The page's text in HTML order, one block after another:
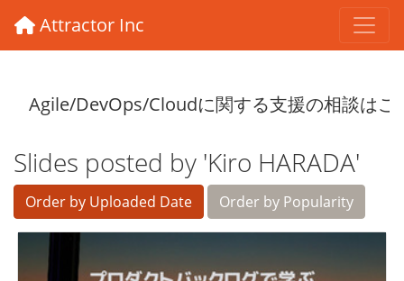
Attractor Inc
Slides posted by 'Kiro HARADA'
Order by Uploaded Date Order by Popularity